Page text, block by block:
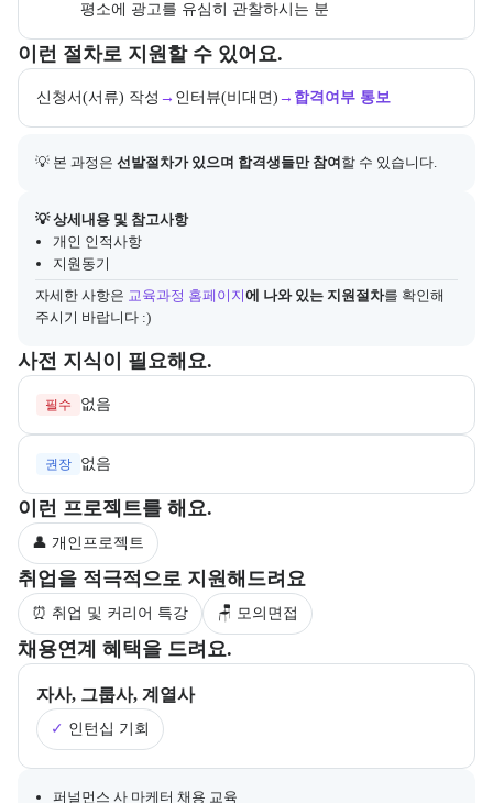
평소에 광고를 유심히 관찰하시는 분
이런 절차로 지원할 수 있어요.
교육과정 지원 절차와 참여 조건, 상세 참고사항을 안내한다.
신청서(서류) 작성 → 인터뷰(비대면) → 합격여부 통보
💡 본 과정은 선발절차가 있으며 합격생들만 참여 할 수 있습니다.
💡 상세내용 및 참고사항
아래에는 지원 절차의 상세 설명 및 참고 링크가 포함된다.
개인 인적사항
지원동기
자세한 사항은 교육과정 홈페이지에 나와 있는 지원절차를 확인해
주시기 바랍니다 :)
사전 지식이 필요해요.
수강 전 준비하면 좋은 필수 및 권장 사전 지식과, 사전 학습 자료 제
필수 없음
권장 없음
이런 프로젝트를 해요.
부트캠프 과정에서 진행하는 프로젝트 유형을 안내한다.
👤 개인프로젝트
취업을 적극적으로 지원해드려요
부트캠프 수강생을 대상으로 제공되는 취업 지원 서비스를 안내한다.
⏰ 취업 및 커리어 특강 🪑 모의면접
채용연계 혜택을 드려요.
부트캠프의 채용 연계 기업 정보와 추가 안내 내용을 제공한다.
자사, 그룹사, 계열사
✓ 인턴십 기회
채용 연계와 관련된 추가 안내 내용을 마크다운 형식으로 제공한다.
퍼널먼스 사 마케터 채용 교육